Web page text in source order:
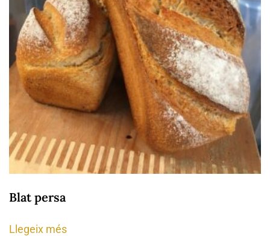
Blat persa
Llegeix més